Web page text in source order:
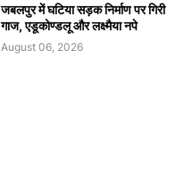
जबलपुर में घटिया सड़क निर्माण पर गिरी
गाज, एडूकोण्डलू और लक्ष्मैया नपे
August 06, 2026